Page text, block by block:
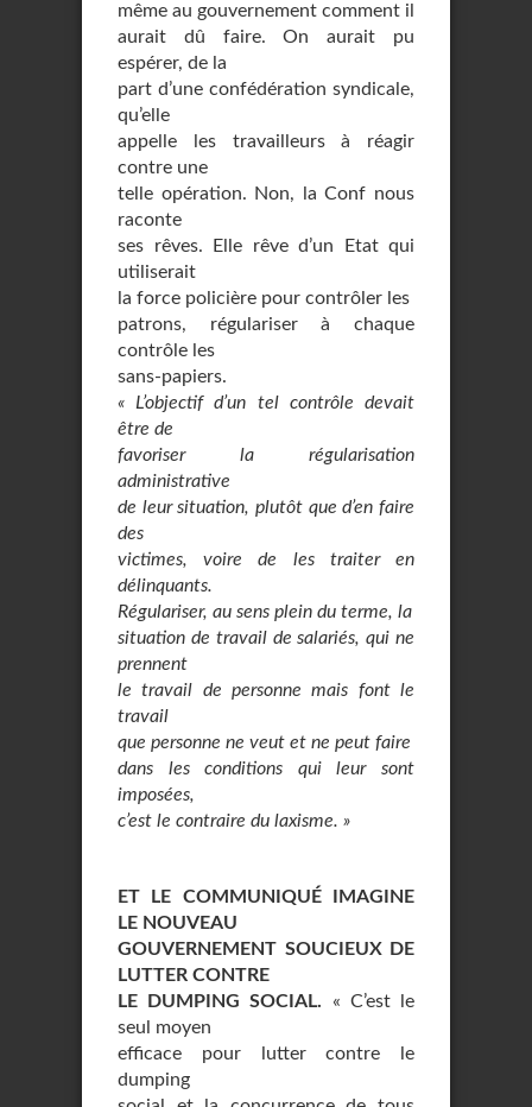
même au gouvernement comment il
aurait dû faire. On aurait pu
espérer, de la
part d’une confédération syndicale,
qu’elle
appelle les travailleurs à réagir
contre une
telle opération. Non, la Conf nous
raconte
ses rêves. Elle rêve d’un Etat qui
utiliserait
la force policière pour contrôler les
patrons, régulariser à chaque
contrôle les
sans-papiers.
« L’objectif d’un tel contrôle devait
être de
favoriser la régularisation
administrative
de leur situation, plutôt que d’en faire
des
victimes, voire de les traiter en
délinquants.
Régulariser, au sens plein du terme, la
situation de travail de salariés, qui ne
prennent
le travail de personne mais font le
travail
que personne ne veut et ne peut faire
dans les conditions qui leur sont
imposées,
c’est le contraire du laxisme. »
ET LE COMMUNIQUÉ IMAGINE
LE NOUVEAU
GOUVERNEMENT SOUCIEUX DE
LUTTER CONTRE
LE DUMPING SOCIAL. « C’est le
seul moyen
efficace pour lutter contre le
dumping